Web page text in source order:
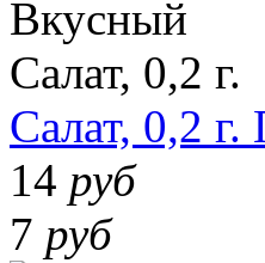
Салат, 0,2 г.
14 руб
7 руб